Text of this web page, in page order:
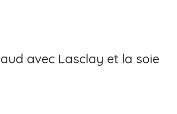
avec Lasclay et la soie